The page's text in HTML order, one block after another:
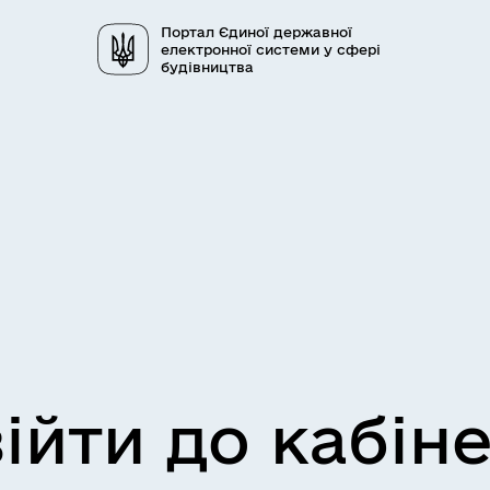
Портал Єдиної державної
електронної системи у сфері
будівництва
до